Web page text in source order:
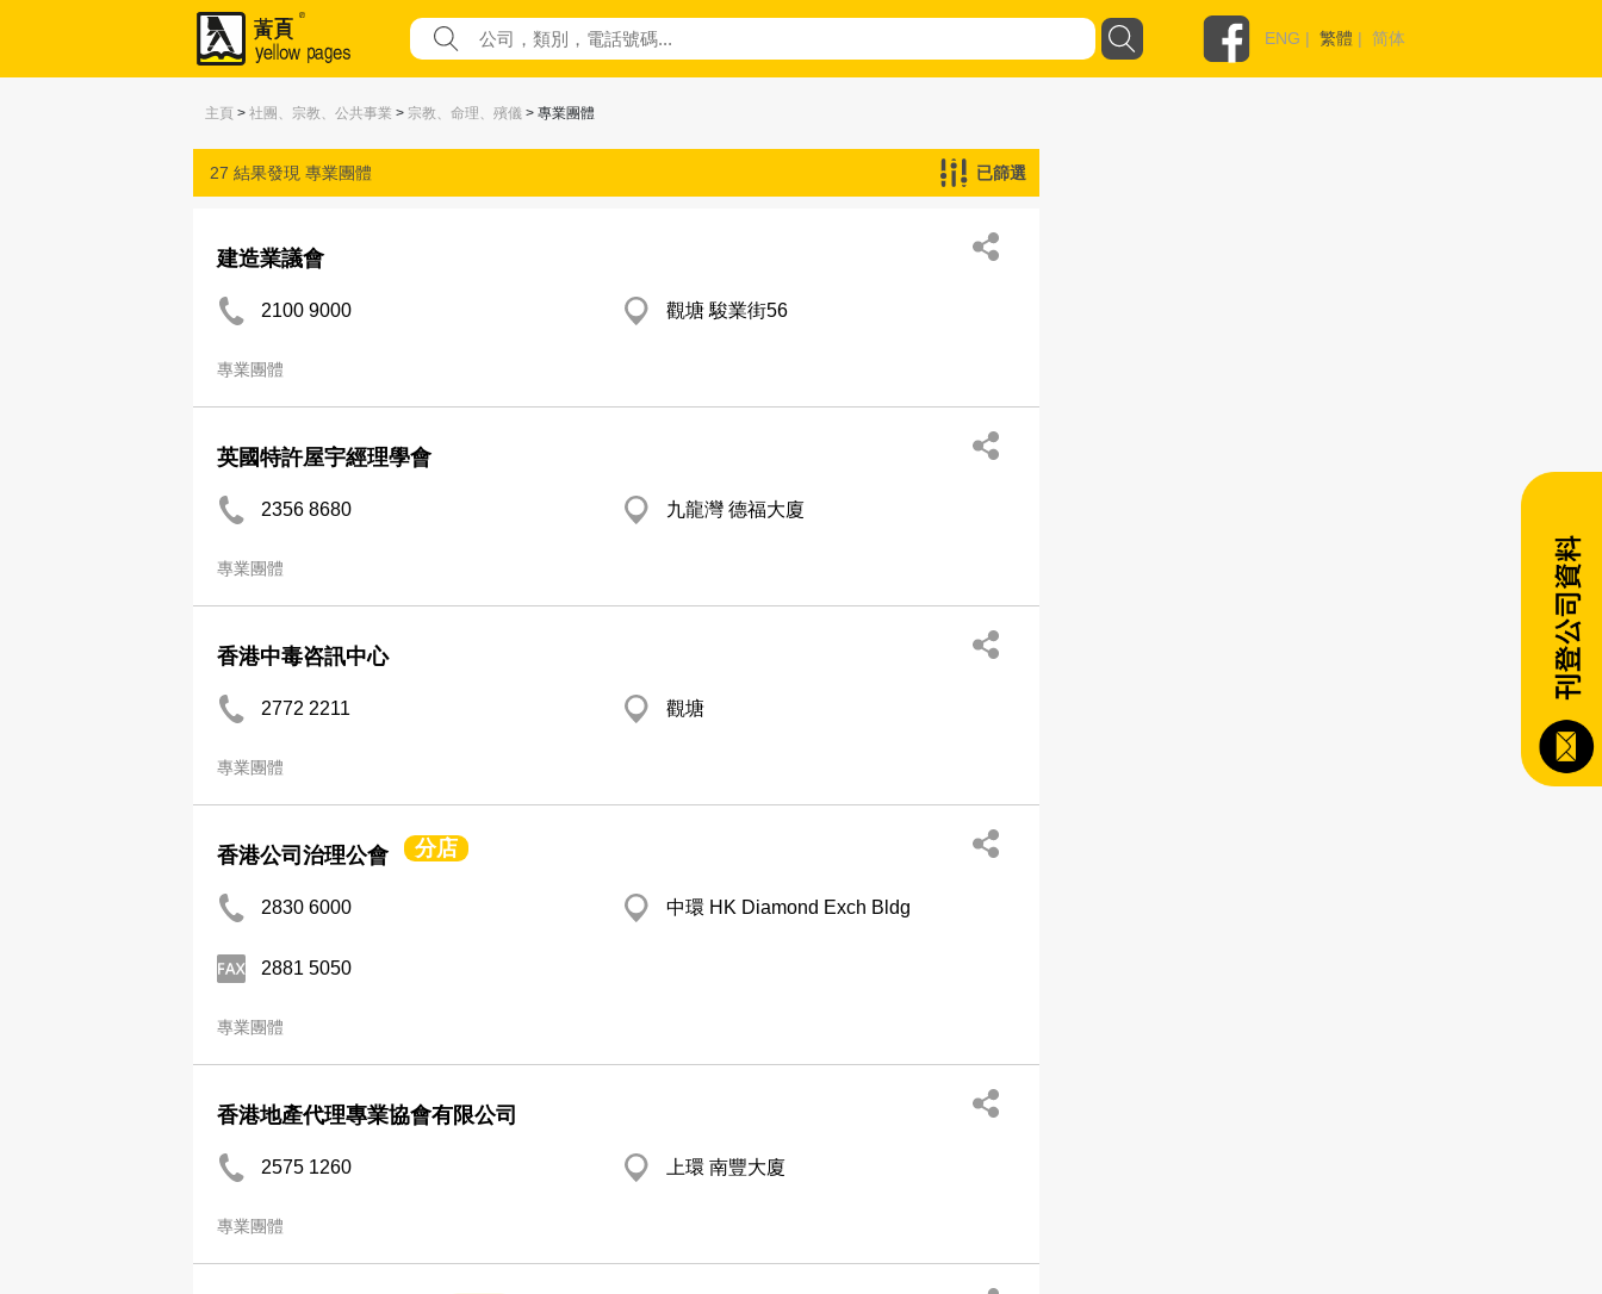
ENG | 繁體 | 简体
主頁 > 社團、宗教、公共事業 > 宗教、命理、殯儀 > 專業團體
27 結果發現 專業團體 已篩選
建造業議會
2100 9000 觀塘 駿業街56
專業團體
英國特許屋宇經理學會
2356 8680 九龍灣 德福大廈
專業團體
香港中毒咨訊中心
2772 2211 觀塘
專業團體
香港公司治理公會 分店
2830 6000 中環 HK Diamond Exch Bldg
2881 5050
專業團體
香港地產代理專業協會有限公司
2575 1260 上環 南豐大廈
專業團體